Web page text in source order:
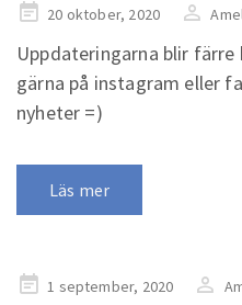
Publicerad
20 oktober, 2020
Uppdateringarna blir färre
gärna på instagram eller
nyheter =)
Läs mer
Publicerad
1 september, 2020